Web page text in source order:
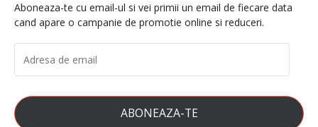
Aboneaza-te cu email-ul si vei primii un email de fiecare data
cand apare o campanie de promotie online si reduceri.
DE
EMAIL
ABONEAZA-TE